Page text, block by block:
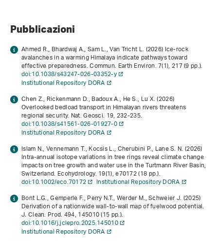
Pubblicazioni
Ahmed R., Bhardwaj A., Sam L., Van Tricht L. (2026) Ice-rock
avalanches in a warming Himalaya indicate pathways toward
effective preparedness. Commun. Earth Environ.7(1), 217 (9 pp.).
doi:10.1038/s43247-026-03352-y
Institutional Repository DORA
Chen Z., Rickenmann D., Badoux A., He S., Lu X. (2026)
Overlooked bedload transport in Himalayan rivers threatens
regional security. Nat. Geosci. 19, 232-235.
doi:10.1038/s41561-026-01927-0
Institutional Repository DORA
Islam N., Vennemann T., Kocsis L., Cherubini P., Lane S. N. (2026)
Intra-annual isotope variations in tree rings reveal climate change
impacts on tree growth and water use in the Turtmann River Basin,
Switzerland. Ecohydrology.19(1), e70172 (18 pp.).
doi:10.1002/eco.70172
Institutional Repository DORA
Bont L.G., Gemperle F., Perry N.T., Werder M., Schweier J. (2025)
Derivation of a nationwide wall-to-wall map of fuelwood potential.
J. Clean. Prod.494, 145010 (15 pp.).
doi:10.1016/j.jclepro.2025.145010
Institutional Repository DORA